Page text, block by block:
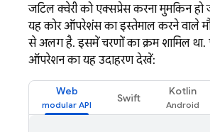
जटिल क्वेरी को एक्सप्रेस करना मुमकिन हो
यह कोर ऑपरेशंस का इस्तेमाल करने वाले
से अलग है. इसमें चरणों का क्रम शामिल था.
ऑपरेशन का यह उदाहरण देखें:
Web
Swift
Kotlin